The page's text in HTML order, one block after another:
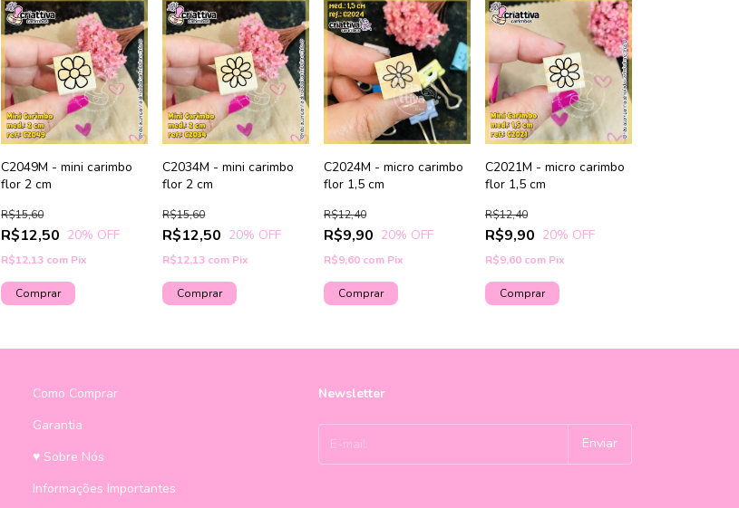
C2049M - mini carimbo
flor 2 cm
R$12,50
R$15,60
20% OFF
R$12,13 com Pix
C2034M - mini carimbo
flor 2 cm
R$12,50
R$15,60
20% OFF
R$12,13 com Pix
C2024M - micro carimbo
flor 1,5 cm
R$9,90
R$12,40
20% OFF
R$9,60 com Pix
C2021M - micro carimbo
flor 1,5 cm
R$9,90
R$12,40
20% OFF
R$9,60 com Pix
Como Comprar
Garantia
♥ Sobre Nós
Informações Importantes
Newsletter